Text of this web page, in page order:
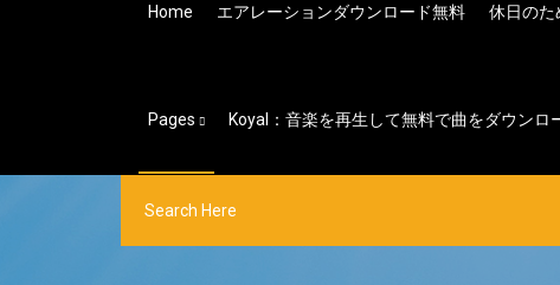
Home エアレーションダウンロード無料 休日のた
Pages Koyal：音楽を再生して無料で曲をダウンロ